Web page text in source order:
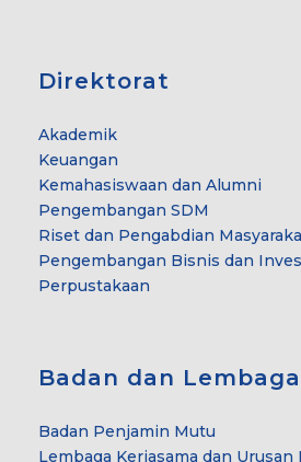
Direktorat
Akademik
Keuangan
Kemahasiswaan dan Alumni
Pengembangan SDM
Riset dan Pengabdian
Pengembangan Bisnis dan
Perpustakaan
Badan dan Lembaga
Badan Penjamin Mutu
Lembaga Kerjasama dan